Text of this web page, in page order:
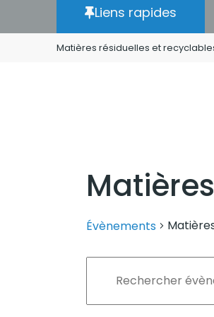
Liens rapides
Matières résiduelles et
Évènements
Recherche
et
clé.